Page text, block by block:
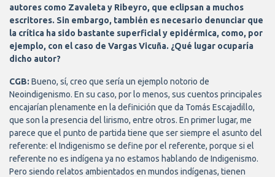
autores como Zavaleta y Ribeyro, que eclipsan a muchos
escritores. Sin embargo, también es necesario denunciar que
la crítica ha sido bastante superficial y epidérmica, como, por
ejemplo, con el caso de Vargas Vicuña. ¿Qué lugar ocuparía
dicho autor?
CGB: Bueno, sí, creo que sería un ejemplo notorio de
Neoindigenismo. En su caso, por lo menos, sus cuentos principales
encajarían plenamente en la definición que da Tomás Escajadillo,
que son la presencia del lirismo, entre otros. En primer lugar, me
parece que el punto de partida tiene que ser siempre el asunto del
referente: el Indigenismo se define por el referente, porque si el
referente no es indígena ya no estamos hablando de Indigenismo.
Pero siendo relatos ambientados en mundos indígenas, tienen